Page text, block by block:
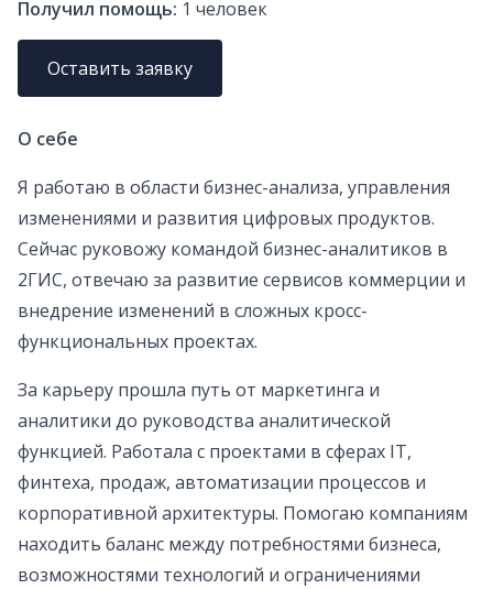
Получил помощь: 1 человек
Оставить заявку
О себе
Я работаю в области бизнес-анализа, управления
изменениями и развития цифровых продуктов.
Сейчас руковожу командой бизнес-аналитиков в
2ГИС, отвечаю за развитие сервисов коммерции и
внедрение изменений в сложных кросс-
функциональных проектах.
За карьеру прошла путь от маркетинга и
аналитики до руководства аналитической
функцией. Работала с проектами в сферах IT,
финтеха, продаж, автоматизации процессов и
корпоративной архитектуры. Помогаю компаниям
находить баланс между потребностями бизнеса,
возможностями технологий и ограничениями